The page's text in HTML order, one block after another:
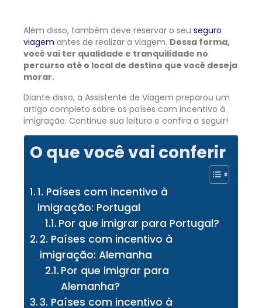
Além disso, também deve reservar o seu seguro
viagem antes de realizar a viagem. Dessa forma,
você vai ter qualidade e tranquilidade no
percurso até o local de destino que você deseja
morar.
Diante disso, a Assistente de Viagem preparou um
artigo completo sobre os países com incentivo à
imigração. Continue sua leitura e confira a seguir!
O que você vai conferir
1. Países com incentivo à
imigração: Portugal
Por que imigrar para Portugal?
2. Países com incentivo à
imigração: Alemanha
Por que imigrar para
Alemanha?
3. Países com incentivo à